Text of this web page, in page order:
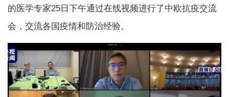
的医学专家25日下午通过在线视频进行了中欧抗疫交流
会，交流各国疫情和防治经验。